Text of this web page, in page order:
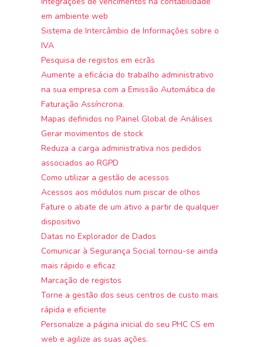
em ambiente web
Sistema de Intercâmbio de Informações sobre o
IVA
Pesquisa de registos em ecrãs
Aumente a eficácia do trabalho administrativo
na sua empresa com a Emissão Automática de
Faturação Assíncrona.
Mapas definidos no Painel Global de Análises
Gerar movimentos de stock
Reduza a carga administrativa nos pedidos
associados ao RGPD
Como utilizar a gestão de acessos
Acessos aos módulos num piscar de olhos
Fature o abate de um ativo a partir de qualquer
dispositivo
Datas no Explorador de Dados
Comunicar à Segurança Social tornou-se ainda
mais rápido e eficaz
Marcação de registos
Torne a gestão dos seus centros de custo mais
rápida e eficiente
Personalize a página inicial do seu PHC CS em
web e agilize as suas ações.